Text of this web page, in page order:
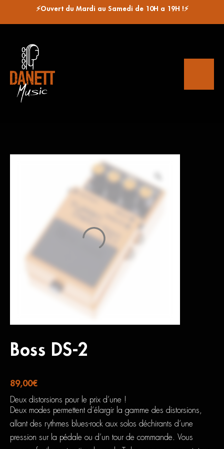
⚡Ouvert du Mardi au Samedi de 10H a 19H !⚡
Boss DS-2
89,00€
Deux distorsions pour le prix d’une !
Deux modes permettent d’élargir la gamme des distorsions,
allant des rythmes blues-rock aux solos déchirants d’une
pression sur la pédale ou d’un tour de commande. Vous